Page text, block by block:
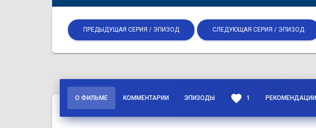
ПРЕДЫДУЩАЯ СЕРИЯ / ЭПИЗОД СЛЕДУЮЩАЯ СЕРИЯ / ЭПИЗОД
О ФИЛЬМЕ КОММЕНТАРИИ ЭПИЗОДЫ favorite 1 РЕКОМЕНДАЦИИ